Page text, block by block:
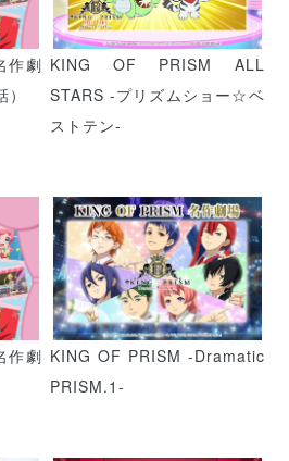
作劇 KING OF PRISM ALL
STARS -プリズムショー☆ベ
ストテン-
作劇 KING OF PRISM -Dramatic
PRISM.1-